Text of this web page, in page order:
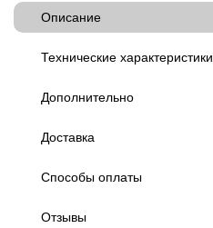
Описание
Технические характеристики
Дополнительно
Доставка
Способы оплаты
Отзывы